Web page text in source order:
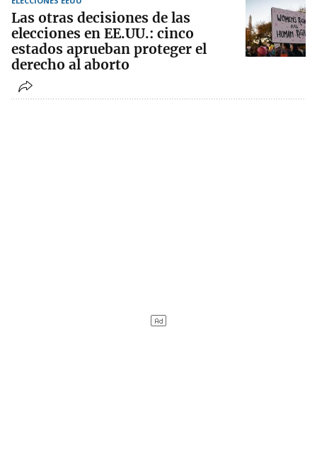
Las otras decisiones de las
elecciones en EE.UU.: cinco
estados aprueban proteger el
derecho al aborto